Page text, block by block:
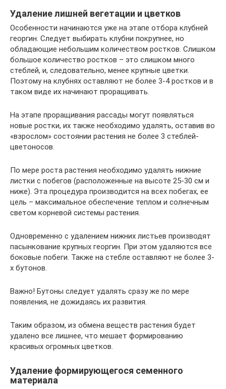
Удаление лишней вегетации и цветков
Особенности начинаются уже на этапе отбора клубней
георгин. Следует выбирать клубни покрупнее, но
обладающие небольшим количеством ростков. Слишком
большое количество ростков – это слишком много
стеблей, и, следовательно, менее крупные цветки.
Поэтому на клубнях оставляют не более 3-4 ростков и в
таком виде их начинают проращивать.
На этапе проращивания рассады могут появляться
новые ростки, их также необходимо удалять, оставив во
«взрослом» состоянии растения не более 3 стеблей-
цветоносов.
По мере роста растения необходимо удалять нижние
листки с побегов (расположенные на высоте 25-30 см и
ниже). Эта процедура производится на всех побегах, ее
цель – максимальное обеспечение теплом и солнечным
светом корневой системы растения.
Одновременно с удалением нижних листьев производят
пасынкование крупных георгин. При этом удаляются все
боковые побеги. Также на стебле оставляют не более 3-
х бутонов.
Важно! Бутоны следует удалять сразу же по мере
появления, не дожидаясь их развития.
Таким образом, из обмена веществ растения будет
удалено все лишнее, что мешает формированию
красивых огромных цветков.
Удаление формирующегося семенного
материала